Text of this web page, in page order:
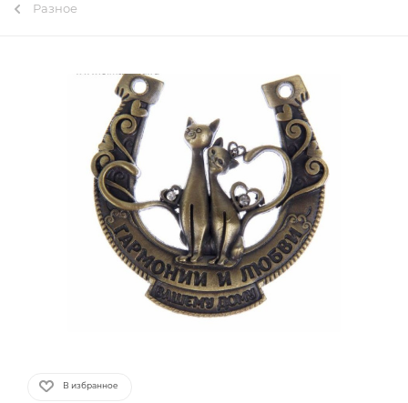
Разное
В избранное